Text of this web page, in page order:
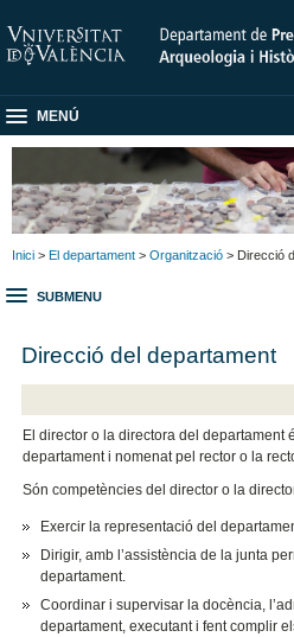
MENÚ
Inici > El departament > Organització > Direcció
SUBMENU
Direcció del departament
El director o la directora del departament
departament i nomenat pel rector o la
Són competències del director o la
Exercir la representació del
Dirigir, amb l’assistència de la junta
departament.
Coordinar i supervisar la docència,
departament, executant i fent complir